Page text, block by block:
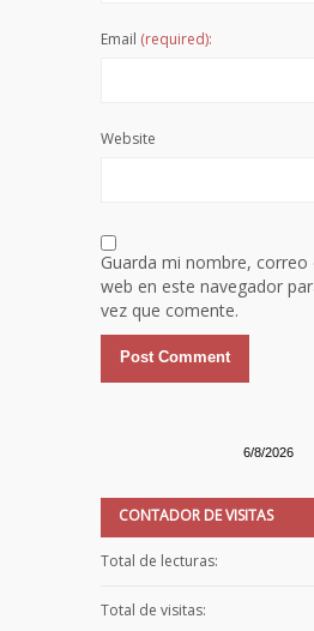
Email (required):
Website
Guarda mi nombre,
web en este navegador
vez que comente.
6/8/2026
CONTADOR DE VISITAS
Total de lecturas:
Total de visitas: